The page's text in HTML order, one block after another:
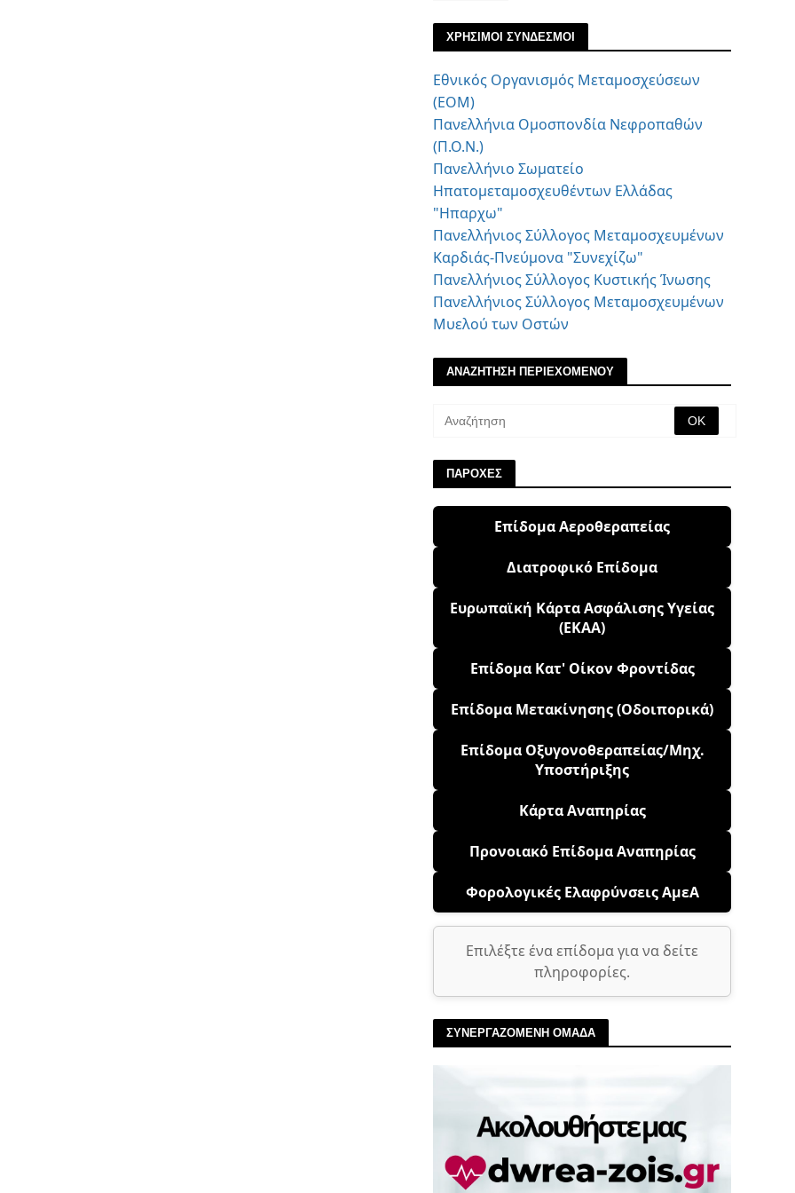
ΧΡΗΣΙΜΟΙ ΣΥΝΔΕΣΜΟΙ
Εθνικός Οργανισμός Μεταμοσχεύσεων
(ΕΟΜ)
Πανελλήνια Ομοσπονδία Νεφροπαθών
(Π.Ο.Ν.)
Πανελλήνιο Σωματείο
Ηπατομεταμοσχευθέντων Ελλάδας
"Ηπαρχω"
Πανελλήνιος Σύλλογος Μεταμοσχευμένων
Καρδιάς-Πνεύμονα "Συνεχίζω"
Πανελλήνιος Σύλλογος Κυστικής Ίνωσης
Πανελλήνιος Σύλλογος Μεταμοσχευμένων
Μυελού των Οστών
ΑΝΑΖΗΤΗΣΗ ΠΕΡΙΕΧΟΜΕΝΟΥ
ΠΑΡΟΧΕΣ
Επίδομα Αεροθεραπείας
Διατροφικό Επίδομα
Ευρωπαϊκή Κάρτα Ασφάλισης Υγείας
(ΕΚΑΑ)
Επίδομα Κατ' Οίκον Φροντίδας
Επίδομα Μετακίνησης (Οδοιπορικά)
Επίδομα Οξυγονοθεραπείας/Μηχ.
Υποστήριξης
Κάρτα Αναπηρίας
Προνοιακό Επίδομα Αναπηρίας
Φορολογικές Ελαφρύνσεις ΑμεΑ
Επιλέξτε ένα επίδομα για να δείτε
πληροφορίες.
ΣΥΝΕΡΓΑΖΟΜΕΝΗ ΟΜΑΔΑ